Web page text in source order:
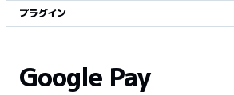
プラグイン
Google Pay